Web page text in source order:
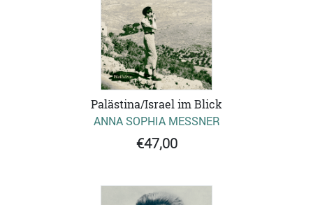
Palästina/Israel im Blick
ANNA SOPHIA MESSNER
€47,00